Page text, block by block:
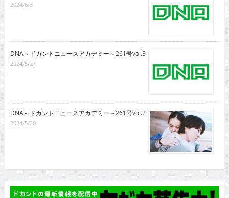
2024/6/3
DNA～ドカントニュースアカデミー～261号vol.3
2024/5/27
DNA～ドカントニュースアカデミー～261号vol.2
2024/5/20